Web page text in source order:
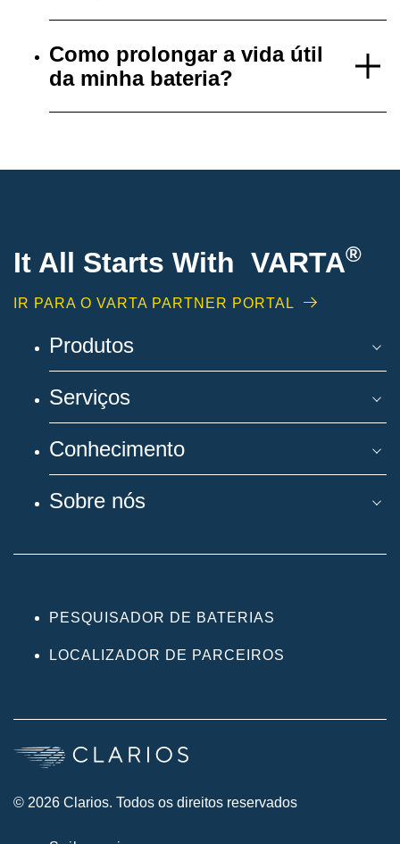
Como prolongar a vida útil
da minha bateria?
It All Starts With VARTA®
IR PARA O VARTA PARTNER PORTAL
Produtos
Serviços
Conhecimento
Sobre nós
PESQUISADOR DE BATERIAS
LOCALIZADOR DE PARCEIROS
© 2026 Clarios. Todos os direitos reservados